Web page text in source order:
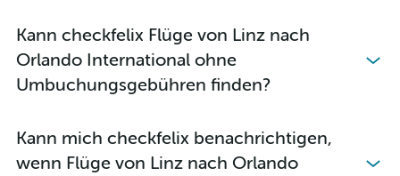
Kann checkfelix Flüge von Linz nach
Orlando International ohne
Umbuchungsgebühren finden?
Kann mich checkfelix benachrichtigen,
wenn Flüge von Linz nach Orlando